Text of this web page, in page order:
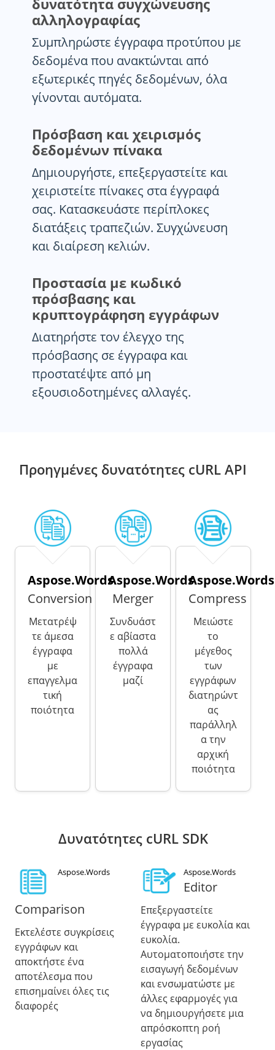
δυνατότητα συγχώνευσης
αλληλογραφίας
Συμπληρώστε έγγραφα προτύπου με
δεδομένα που ανακτώνται από
εξωτερικές πηγές δεδομένων, όλα
γίνονται αυτόματα.
Πρόσβαση και χειρισμός
δεδομένων πίνακα
Δημιουργήστε, επεξεργαστείτε και
χειριστείτε πίνακες στα έγγραφά
σας. Κατασκευάστε περίπλοκες
διατάξεις τραπεζιών. Συγχώνευση
και διαίρεση κελιών.
Προστασία με κωδικό
πρόσβασης και
κρυπτογράφηση εγγράφων
Διατηρήστε τον έλεγχο της
πρόσβασης σε έγγραφα και
προστατέψτε από μη
εξουσιοδοτημένες αλλαγές.
Προηγμένες δυνατότητες cURL API
Aspose.Words
Conversion
Μετατρέψ
τε άμεσα
έγγραφα
με
επαγγελμα
τική
ποιότητα
Aspose.Words
Merger
Συνδυάστ
ε αβίαστα
πολλά
έγγραφα
μαζί
Aspose.Words
Compress
Μειώστε
το
μέγεθος
των
εγγράφων
διατηρώντ
ας
παράλληλ
α την
αρχική
ποιότητα
Δυνατότητες cURL SDK
Aspose.Words
Comparison
Εκτελέστε συγκρίσεις
εγγράφων και
αποκτήστε ένα
αποτέλεσμα που
επισημαίνει όλες τις
διαφορές
Aspose.Words
Editor
Επεξεργαστείτε
έγγραφα με ευκολία και
ευκολία.
Αυτοματοποιήστε την
εισαγωγή δεδομένων
και ενσωματώστε με
άλλες εφαρμογές για
να δημιουργήσετε μια
απρόσκοπτη ροή
εργασίας